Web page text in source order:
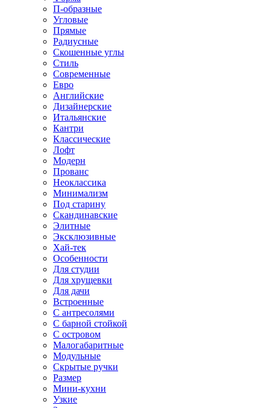
П-образные
Угловые
Прямые
Радиусные
Скошенные углы
Стиль
Современные
Евро
Английские
Дизайнерские
Итальянские
Кантри
Классические
Лофт
Модерн
Прованс
Неоклассика
Минимализм
Под старину
Скандинавские
Элитные
Эксклюзивные
Хай-тек
Особенности
Для студии
Для хрущевки
Для дачи
Встроенные
С антресолями
С барной стойкой
С островом
Малогабаритные
Модульные
Скрытые ручки
Размер
Мини-кухни
Узкие